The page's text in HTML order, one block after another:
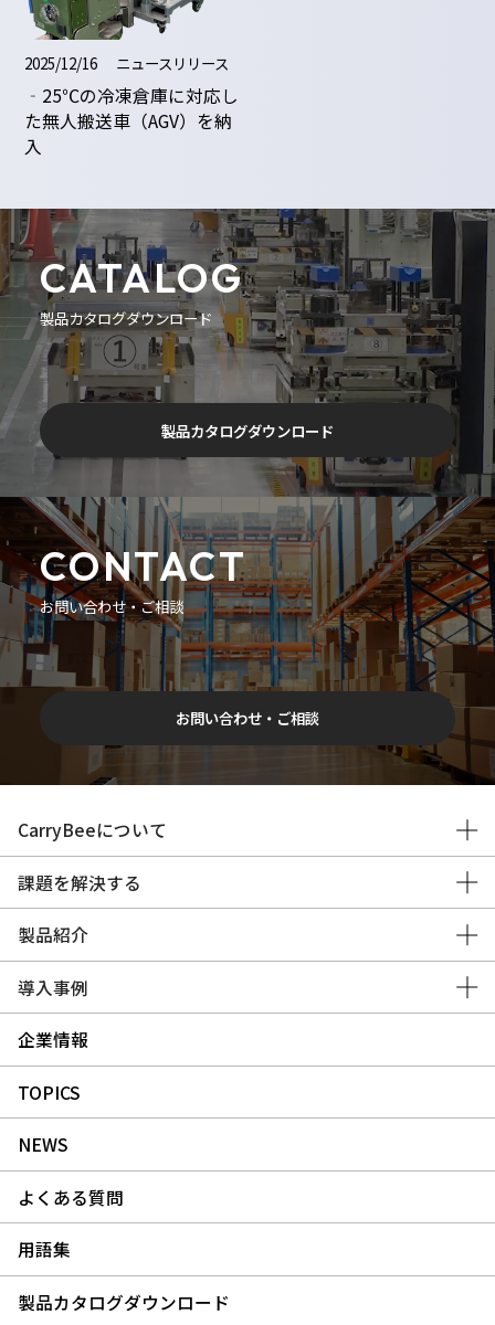
2025/12/16 ニュースリリース
‐25℃の冷凍倉庫に対応し
た無人搬送車（AGV）を納
入
CATALOG
製品カタログダウンロード
製品カタログダウンロード
CONTACT
お問い合わせ・ご相談
お問い合わせ・ご相談
CarryBeeについて
課題を解決する
製品紹介
導入事例
企業情報
TOPICS
NEWS
よくある質問
用語集
製品カタログダウンロード